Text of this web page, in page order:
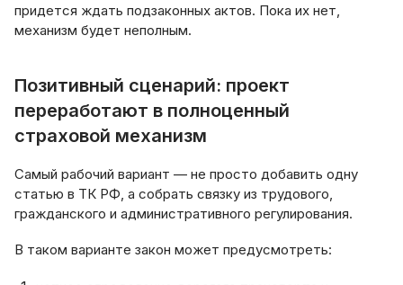
придется ждать подзаконных актов. Пока их нет,
механизм будет неполным.
Позитивный сценарий: проект
переработают в полноценный
страховой механизм
Самый рабочий вариант — не просто добавить одну
статью в ТК РФ, а собрать связку из трудового,
гражданского и административного регулирования.
В таком варианте закон может предусмотреть: